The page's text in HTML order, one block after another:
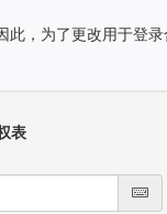
，为了更改用于登
表